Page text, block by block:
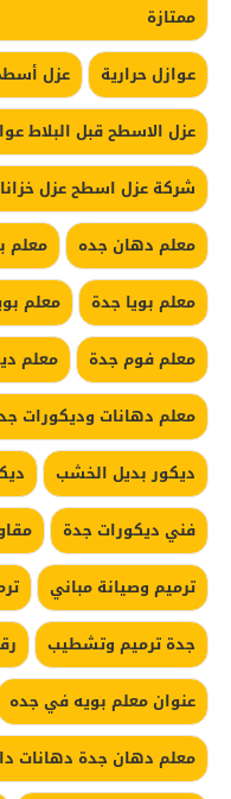
ممتازة
عوازل حرارية
عزل
عزل الاسطح قبل البلاط
شركة عزل اسطح عزل
معلم دهان جده
معلم
معلم بويا جدة
معلم
معلم فوم جدة
معلم
معلم دهانات وديكورات
ديكور بديل الخشب
فني ديكورات جدة
ترميم وصيانة مباني
جدة ترميم وتشطيب
عنوان معلم بويه في جده
معلم دهان جدة دهانات